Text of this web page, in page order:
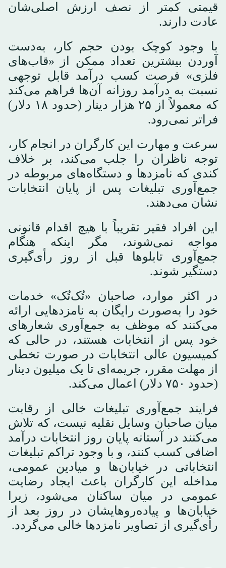
قیمتی کمتر از نصف ارزش اصلی‌شان
عادت دارند.
با وجود کوچک بودن حجم کار، به‌دست
آوردن بیشترین تعداد ممکن از «قاب‌های
فلزی» فرصت کسب درآمد قابل توجهی
نسبت به درآمد روزانه آن‌ها فراهم می‌کند
که معمولاً از ۲۵ هزار دینار (حدود ۱۸ دلار)
فراتر نمی‌رود.
سرعت و مهارت این کارگران در انجام کار،
توجه ناظران را جلب می‌کند، بر خلاف
کندی که نامزدها و دستگاه‌های مربوطه در
جمع‌آوری تبلیغات پس از پایان انتخابات
نشان می‌دهند.
این افراد فقیر تقریباً با هیچ اقدام قانونی
مواجه نمی‌شوند، مگر اینکه هنگام
جمع‌آوری تابلوها قبل از روز رأی‌گیری
دستگیر شوند.
در اکثر موارد، صاحبان «تُک‌تُک» خدمات
خود را به‌صورت رایگان به نامزدهایی ارائه
می‌کنند که موظف به جمع‌آوری شعارهای
خود پس از انتخابات هستند، در حالی که
کمیسیون عالی انتخابات در صورت تخطی
از مهلت مقرر، جریمه‌ای تا یک میلیون دینار
(حدود ۷۵۰ دلار) اعمال می‌کند.
فرایند جمع‌آوری تبلیغات خالی از رقابت
میان صاحبان وسایل نقلیه نیست، که تلاش
می‌کنند در آستانه پایان روز انتخابات درآمد
اضافی کسب کنند، و با وجود تراکم تبلیغات
انتخاباتی در خیابان‌ها و میادین عمومی،
مداخله این کارگران باعث ایجاد رضایت
عمومی در میان ساکنان می‌شود، زیرا
خیابان‌ها و پیاده‌روهایشان در روز بعد از
رأی‌گیری از تصاویر نامزدها خالی می‌گردد.